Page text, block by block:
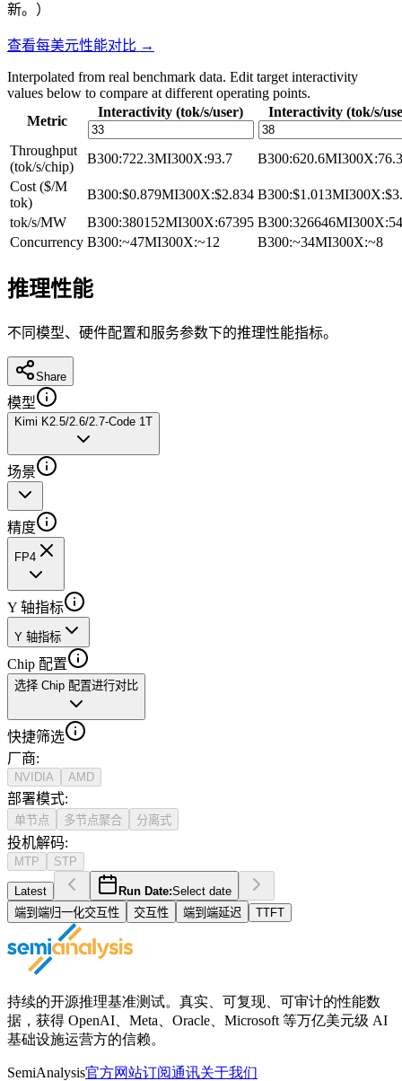
新。）
查看每美元性能对比 →
Interpolated from real benchmark data. Edit target interactivity
values below to compare at different operating points.
Metric
Interactivity (tok/s/user) Interactivity (tok/s/
Throughput
(tok/s/chip)
B300:722.3MI300X:93.7 B300:620.6MI300X:76.3
Cost ($/M
tok)
B300:$0.879MI300X:$2.834 B300:$1.013MI300X:
tok/s/MW
B300:380152MI300X:67395 B300:326646MI300X:
Concurrency B300:~47MI300X:~12 B300:~34MI300X:~8
推理性能
不同模型、硬件配置和服务参数下的推理性能指标。
Share
模型
Kimi K2.5/2.6/2.7-Code 1T
场景
精度
FP4
Y 轴指标
Y 轴指标
Chip 配置
选择 Chip 配置进行对比
快捷筛选
厂商:
NVIDIA AMD
部署模式:
单节点 多节点聚合 分离式
投机解码:
MTP STP
Latest Run Date:Select date
端到端归一化交互性
交互性 端到端延迟 TTFT
持续的开源推理基准测试。真实、可复现、可审计的性能数
据，获得 OpenAI、Meta、Oracle、Microsoft 等万亿美元级 AI
基础设施运营方的信赖。
SemiAnalysis官方网站订阅通讯关于我们